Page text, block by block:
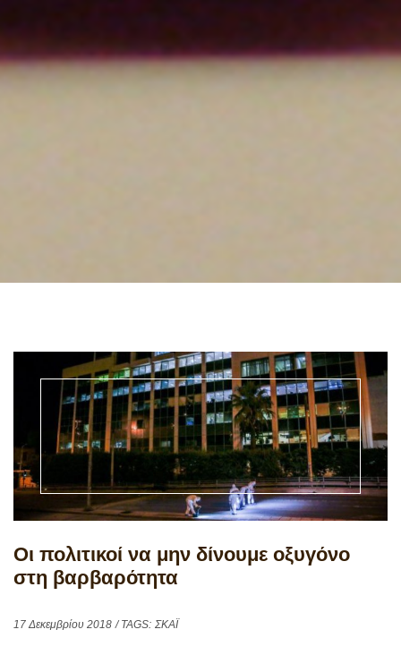
Οι πολιτικοί να μην δίνουμε οξυγόνο
στη βαρβαρότητα
17 Δεκεμβρίου 2018 / TAGS: ΣΚΑΪ